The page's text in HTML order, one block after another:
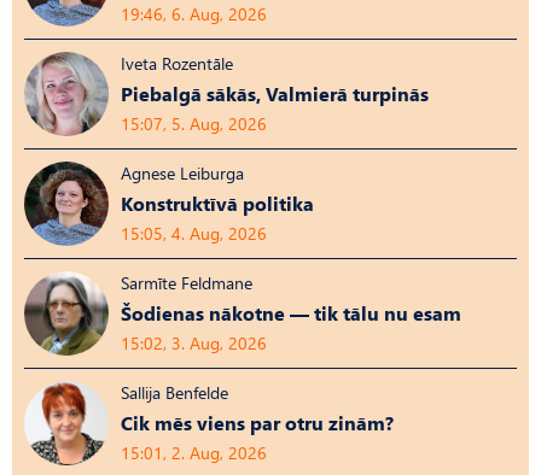
19:46, 6. Aug, 2026
Iveta Rozentāle
Piebalgā sākās, Valmierā turpinās
15:07, 5. Aug, 2026
Agnese Leiburga
Konstruktīvā politika
15:05, 4. Aug, 2026
Sarmīte Feldmane
Šodienas nākotne — tik tālu nu esam
15:02, 3. Aug, 2026
Sallija Benfelde
Cik mēs viens par otru zinām?
15:01, 2. Aug, 2026